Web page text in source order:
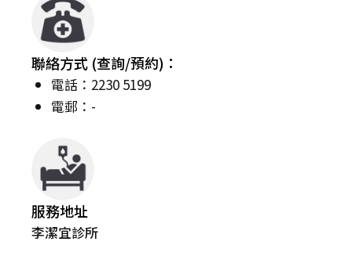
聯絡方式 (查詢/預約)：
電話：2230 5199
電郵：-
服務地址
李潔宜診所